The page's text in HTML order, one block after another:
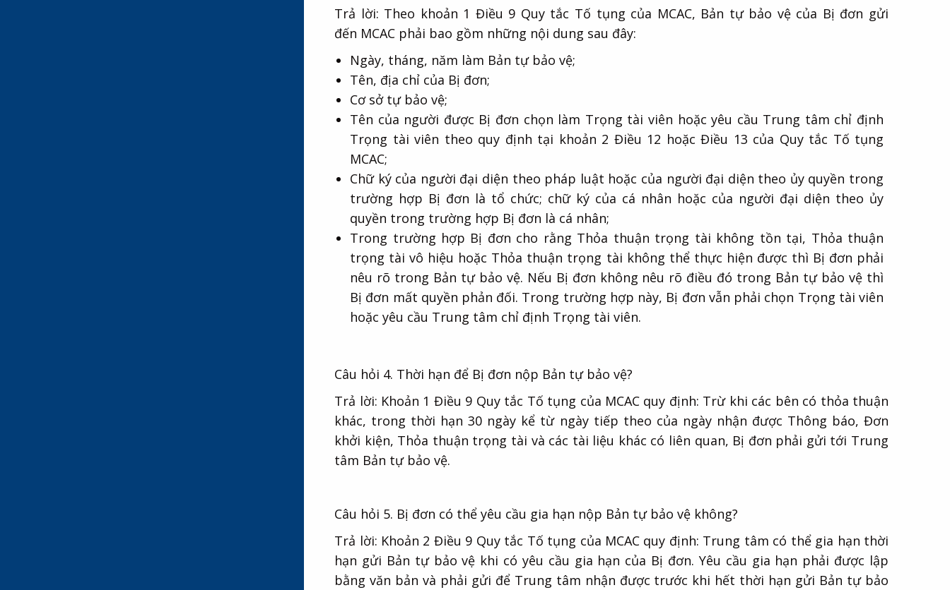
Trả lời: Theo khoản 1 Điều 9 Quy tắc Tố tụng của MCAC, Bản tự bảo vệ của Bị đơn gửi
đến MCAC phải bao gồm những nội dung sau đây:
Ngày, tháng, năm làm Bản tự bảo vệ;
Tên, địa chỉ của Bị đơn;
Cơ sở tự bảo vệ;
Tên của người được Bị đơn chọn làm Trọng tài viên hoặc yêu cầu Trung tâm chỉ định
Trọng tài viên theo quy định tại khoản 2 Điều 12 hoặc Điều 13 của Quy tắc Tố tụng
MCAC;
Chữ ký của người đại diện theo pháp luật hoặc của người đại diện theo ủy quyền trong
trường hợp Bị đơn là tổ chức; chữ ký của cá nhân hoặc của người đại diện theo ủy
quyền trong trường hợp Bị đơn là cá nhân;
Trong trường hợp Bị đơn cho rằng Thỏa thuận trọng tài không tồn tại, Thỏa thuận
trọng tài vô hiệu hoặc Thỏa thuận trọng tài không thể thực hiện được thì Bị đơn phải
nêu rõ trong Bản tự bảo vệ. Nếu Bị đơn không nêu rõ điều đó trong Bản tự bảo vệ thì
Bị đơn mất quyền phản đối. Trong trường hợp này, Bị đơn vẫn phải chọn Trọng tài viên
hoặc yêu cầu Trung tâm chỉ định Trọng tài viên.
Câu hỏi 4. Thời hạn để Bị đơn nộp Bản tự bảo vệ?
Trả lời: Khoản 1 Điều 9 Quy tắc Tố tụng của MCAC quy định: Trừ khi các bên có thỏa thuận
khác, trong thời hạn 30 ngày kể từ ngày tiếp theo của ngày nhận được Thông báo, Đơn
khởi kiện, Thỏa thuận trọng tài và các tài liệu khác có liên quan, Bị đơn phải gửi tới Trung
tâm Bản tự bảo vệ.
Câu hỏi 5. Bị đơn có thể yêu cầu gia hạn nộp Bản tự bảo vệ không?
Trả lời: Khoản 2 Điều 9 Quy tắc Tố tụng của MCAC quy định: Trung tâm có thể gia hạn thời
hạn gửi Bản tự bảo vệ khi có yêu cầu gia hạn của Bị đơn. Yêu cầu gia hạn phải được lập
bằng văn bản và phải gửi để Trung tâm nhận được trước khi hết thời hạn gửi Bản tự bảo